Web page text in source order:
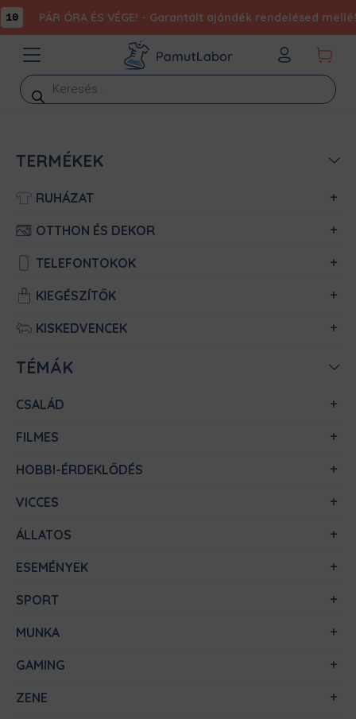
PÁR ÓRA ÉS VÉGE! - Garantált ajándék rendelésed mellé! 0
Products
search
TERMÉKEK
RUHÁZAT
OTTHON ÉS DEKOR
TELEFONTOKOK
KIEGÉSZÍTŐK
KISKEDVENCEK
TÉMÁK
CSALÁD
FILMES
HOBBI-ÉRDEKLŐDÉS
VICCES
ÁLLATOS
ESEMÉNYEK
SPORT
MUNKA
GAMING
ZENE